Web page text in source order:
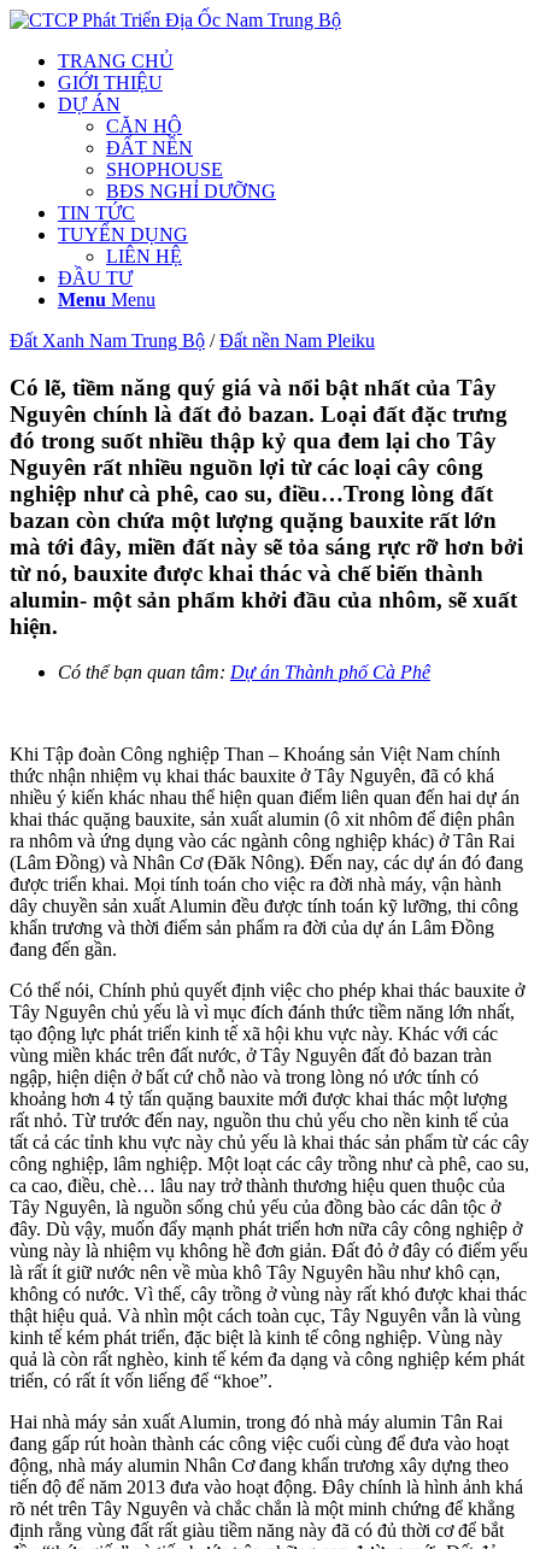
TRANG CHỦ
GIỚI THIỆU
DỰ ÁN
CĂN HỘ
ĐẤT NỀN
SHOPHOUSE
BĐS NGHỈ DƯỠNG
TIN TỨC
TUYỂN DỤNG
LIÊN HỆ
ĐẦU TƯ
Menu Menu
Đất Xanh Nam Trung Bộ /Đất nền Nam Pleiku
Có lẽ, tiềm năng quý giá và nổi bật nhất của Tây
Nguyên chính là đất đỏ bazan. Loại đất đặc trưng
đó trong suốt nhiều thập kỷ qua đem lại cho Tây
Nguyên rất nhiều nguồn lợi từ các loại cây công
nghiệp như cà phê, cao su, điều…Trong lòng đất
bazan còn chứa một lượng quặng bauxite rất lớn
mà tới đây, miền đất này sẽ tỏa sáng rực rỡ hơn bởi
từ nó, bauxite được khai thác và chế biến thành
alumin- một sản phẩm khởi đầu của nhôm, sẽ xuất
hiện.
Có thể bạn quan tâm: Dự án Thành phố Cà Phê
Khi Tập đoàn Công nghiệp Than – Khoáng sản Việt Nam chính
thức nhận nhiệm vụ khai thác bauxite ở Tây Nguyên, đã có khá
nhiều ý kiến khác nhau thể hiện quan điểm liên quan đến hai dự án
khai thác quặng bauxite, sản xuất alumin (ô xit nhôm để điện phân
ra nhôm và ứng dụng vào các ngành công nghiệp khác) ở Tân Rai
(Lâm Đồng) và Nhân Cơ (Đăk Nông). Đến nay, các dự án đó đang
được triển khai. Mọi tính toán cho việc ra đời nhà máy, vận hành
dây chuyền sản xuất Alumin đều được tính toán kỹ lưỡng, thi công
khẩn trương và thời điểm sản phẩm ra đời của dự án Lâm Đồng
đang đến gần.
Có thể nói, Chính phủ quyết định việc cho phép khai thác bauxite ở
Tây Nguyên chủ yếu là vì mục đích đánh thức tiềm năng lớn nhất,
tạo động lực phát triển kinh tế xã hội khu vực này. Khác với các
vùng miền khác trên đất nước, ở Tây Nguyên đất đỏ bazan tràn
ngập, hiện diện ở bất cứ chỗ nào và trong lòng nó ước tính có
khoảng hơn 4 tỷ tấn quặng bauxite mới được khai thác một lượng
rất nhỏ. Từ trước đến nay, nguồn thu chủ yếu cho nền kinh tế của
tất cả các tỉnh khu vực này chủ yếu là khai thác sản phẩm từ các cây
công nghiệp, lâm nghiệp. Một loạt các cây trồng như cà phê, cao su,
ca cao, điều, chè… lâu nay trở thành thương hiệu quen thuộc của
Tây Nguyên, là nguồn sống chủ yếu của đồng bào các dân tộc ở
đây. Dù vậy, muốn đẩy mạnh phát triển hơn nữa cây công nghiệp ở
vùng này là nhiệm vụ không hề đơn giản. Đất đỏ ở đây có điểm yếu
là rất ít giữ nước nên về mùa khô Tây Nguyên hầu như khô cạn,
không có nước. Vì thế, cây trồng ở vùng này rất khó được khai thác
thật hiệu quả. Và nhìn một cách toàn cục, Tây Nguyên vẫn là vùng
kinh tế kém phát triển, đặc biệt là kinh tế công nghiệp. Vùng này
quả là còn rất nghèo, kinh tế kém đa dạng và công nghiệp kém phát
triển, có rất ít vốn liếng để “khoe”.
Hai nhà máy sản xuất Alumin, trong đó nhà máy alumin Tân Rai
đang gấp rút hoàn thành các công việc cuối cùng để đưa vào hoạt
động, nhà máy alumin Nhân Cơ đang khẩn trương xây dựng theo
tiến độ để năm 2013 đưa vào hoạt động. Đây chính là hình ảnh khá
rõ nét trên Tây Nguyên và chắc chắn là một minh chứng để khẳng
định rằng vùng đất rất giàu tiềm năng này đã có đủ thời cơ để bắt